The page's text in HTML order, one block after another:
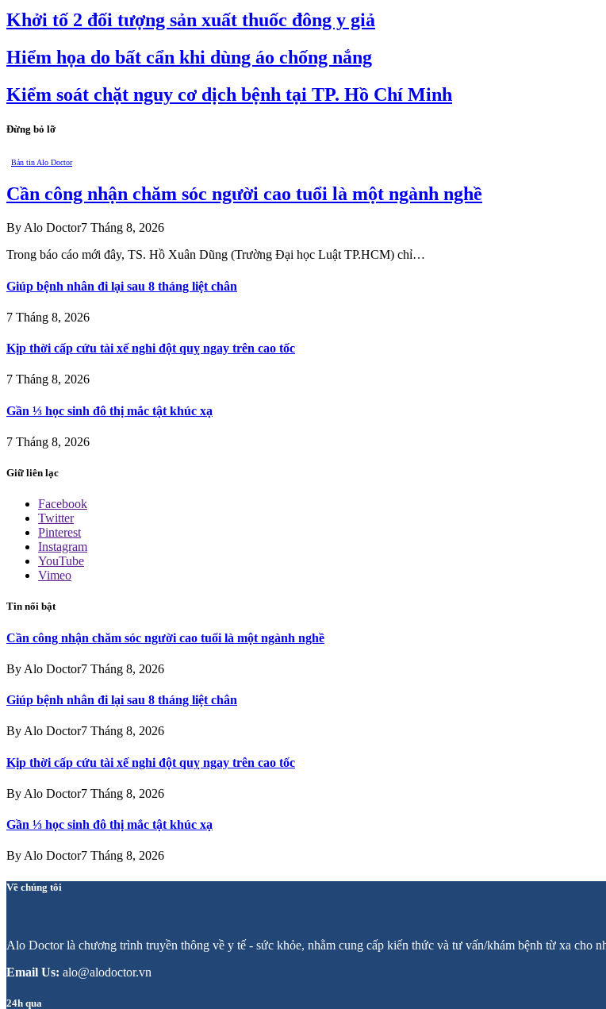
Khởi tố 2 đối tượng sản xuất thuốc đông y giả
Hiểm họa do bất cẩn khi dùng áo chống nắng
Kiểm soát chặt nguy cơ dịch bệnh tại TP. Hồ Chí Minh
Đừng bỏ lỡ
Bản tin Alo Doctor
Cần công nhận chăm sóc người cao tuổi là một ngành nghề
By Alo Doctor7 Tháng 8, 2026
Trong báo cáo mới đây, TS. Hồ Xuân Dũng (Trường Đại học Luật TP.HCM) chỉ…
Giúp bệnh nhân đi lại sau 8 tháng liệt chân
7 Tháng 8, 2026
Kịp thời cấp cứu tài xế nghi đột quỵ ngay trên cao tốc
7 Tháng 8, 2026
Gần ⅓ học sinh đô thị mắc tật khúc xạ
7 Tháng 8, 2026
Giữ liên lạc
Facebook
Twitter
Pinterest
Instagram
YouTube
Vimeo
Tin nổi bật
Cần công nhận chăm sóc người cao tuổi là một ngành nghề
By Alo Doctor7 Tháng 8, 2026
Giúp bệnh nhân đi lại sau 8 tháng liệt chân
ByAlo Doctor7 Tháng 8, 2026
Kịp thời cấp cứu tài xế nghi đột quỵ ngay trên cao tốc
By Alo Doctor7 Tháng 8, 2026
Gần ⅓ học sinh đô thị mắc tật khúc xạ
ByAlo Doctor7 Tháng 8, 2026
Về chúng tôi
Alo Doctor là chương trình truyền thông về y tế - sức khỏe, nhằm cung cấp kiến thức và tư vấn/khám bệnh từ xa
Email Us: alo@alodoctor.vn
24h qua